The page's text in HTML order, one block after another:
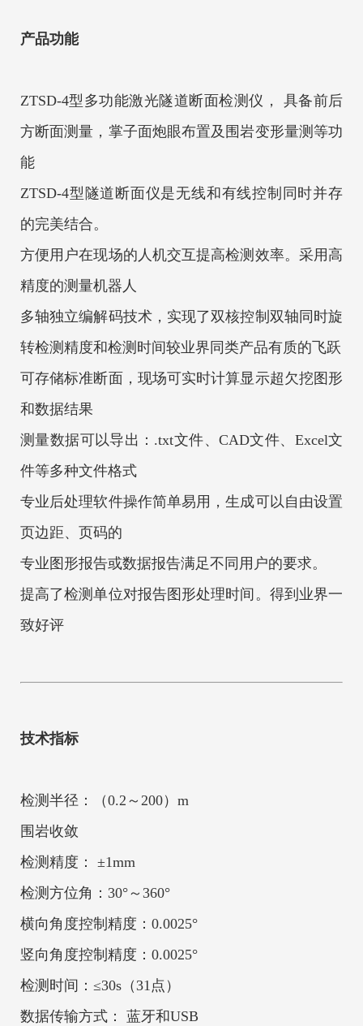
产品功能
ZTSD-4型多功能激光隧道断面检测仪， 具备前后
方断面测量，掌子面炮眼布置及围岩变形量测等功
能
ZTSD-4型 隧道断面仪是无线和有线控制同时并存
的完美结合。
方便用户在现场的人机交互提高检测效率。采用高
精度的测量机器人
多轴独立编解码技术，实现了双核控制双轴同时旋
转检测精度和检测时间较业界同类产品有质的飞跃
可存储标准断面，现场可实时计算显示超欠挖图形
和数据结果
测量数据可以导出：.txt文件、CAD文件、Excel文
件等多种文件格式
专业后处理软件操作简单易用，生成可以自由设置
页边距、页码的
专业图形报告或数据报告满足不同用户的要求。
提高了检测单位对报告图形处理时间。得到业界一
致好评
技术指标
检测半径：（0.2～200）m
围岩收敛
检测精度： ±1mm
检测方位角：30°～360°
横向角度控制精度：0.0025°
竖向角度控制精度：0.0025°
检测时间：≤30s（31点）
数据传输方式： 蓝牙和USB